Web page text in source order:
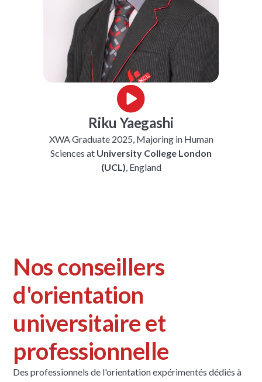
Riku Yaegashi
XWA Graduate 2025, Majoring in Human
Sciences at University College London
(UCL), England
Nos conseillers
d'orientation
universitaire et
professionnelle
Des professionnels de l'orientation expérimentés dédiés à